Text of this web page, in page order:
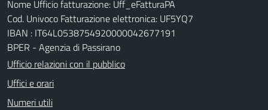
Nome Ufficio fatturazione: Uff_eFatturaPA
Cod. Univoco Fatturazione elettronica: UF5YQ7
IBAN : IT64L0538754920000042677191
BPER - Agenzia di Passirano
Ufficio relazioni con il pubblico
Uffici e orari
Numeri utili